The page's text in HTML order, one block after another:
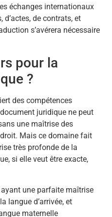
échanges internationaux
de contrats, et
s’avérera nécessaire
pour la
?
des compétences
juridique ne peut
une maîtrise des
Mais ce domaine fait
très profonde de la
si elle veut être exacte,
ayant une parfaite maîtrise
langue d’arrivée, et
maternelle